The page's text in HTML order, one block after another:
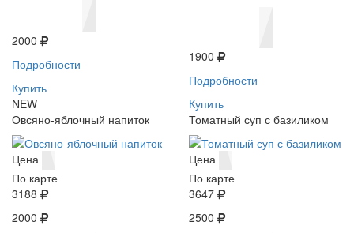
2000
Подробности
Купить
NEW
1900
Подробности
Купить
Овсяно-яблочный напиток
Цена
По карте
3188
2000
Томатный суп с базиликом
Цена
По карте
3647
2500